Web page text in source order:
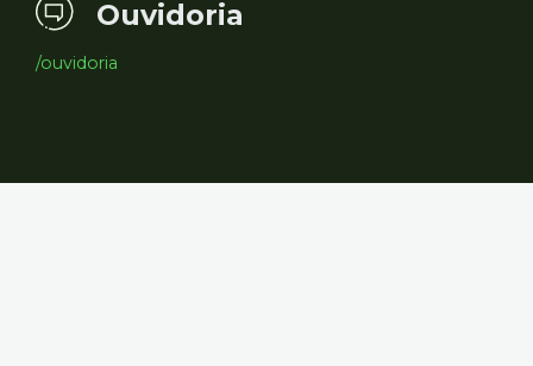
Ouvidoria
/ouvidoria